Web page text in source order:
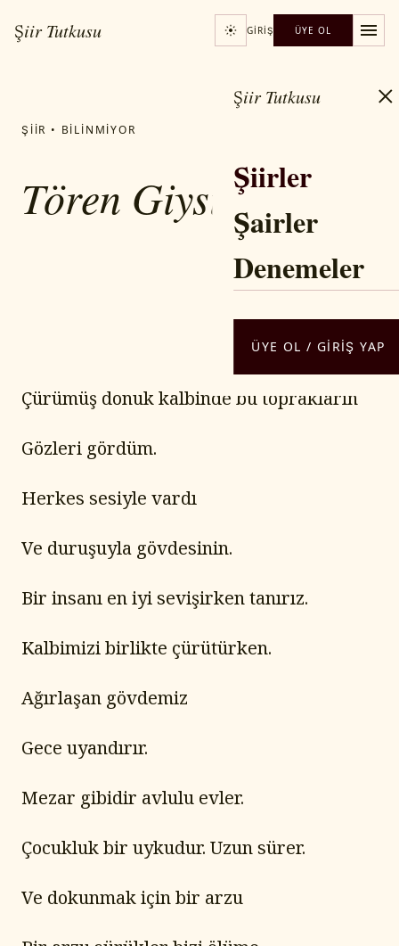
Şiir Tutkusu GIRIŞ ÜYE OL
Şiir Tutkusu
Şiirler
Şairler
Denemeler
ÜYE OL / GIRIŞ YAP
ŞIIR • BILINMIYOR
Tören Giysileri
YAZAR / ŞAIR
Bejan MATUR
Çürümüş donuk kalbinde bu toprakların
Gözleri gördüm.
Herkes sesiyle vardı
Ve duruşuyla gövdesinin.
Bir insanı en iyi sevişirken tanırız.
Kalbimizi birlikte çürütürken.
Ağırlaşan gövdemiz
Gece uyandırır.
Mezar gibidir avlulu evler.
Çocukluk bir uykudur. Uzun sürer.
Ve dokunmak için bir arzu